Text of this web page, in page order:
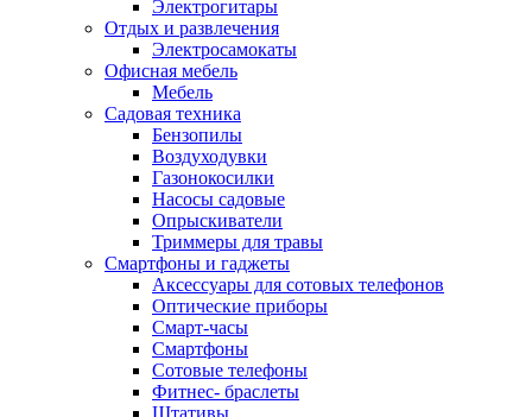
Электрогитары
Отдых и развлечения
Электросамокаты
Офисная мебель
Мебель
Садовая техника
Бензопилы
Воздуходувки
Газонокосилки
Насосы садовые
Опрыскиватели
Триммеры для травы
Смартфоны и гаджеты
Аксессуары для сотовых телефонов
Оптические приборы
Смарт-часы
Смартфоны
Сотовые телефоны
Фитнес- браслеты
Штативы